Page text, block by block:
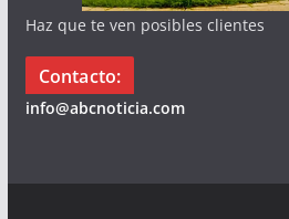
Haz que te ven posibles clientes
Contacto:
info@abcnoticia.com